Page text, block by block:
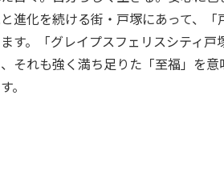
進化を続ける街・戸塚にあって、
す。「グレイプスフェリスシティ
、それも強く満ち足りた「至福」を
。